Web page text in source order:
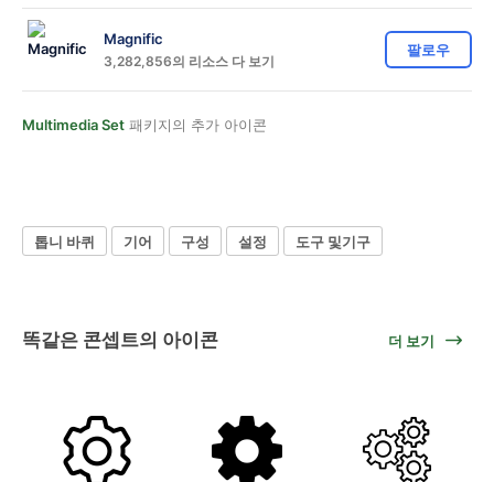
Magnific
3,282,856의 리소스 다 보기
팔로우
Multimedia Set 패키지의 추가 아이콘
톱니 바퀴 기어 구성 설정 도구 및기구
똑같은 콘셉트의 아이콘 더 보기